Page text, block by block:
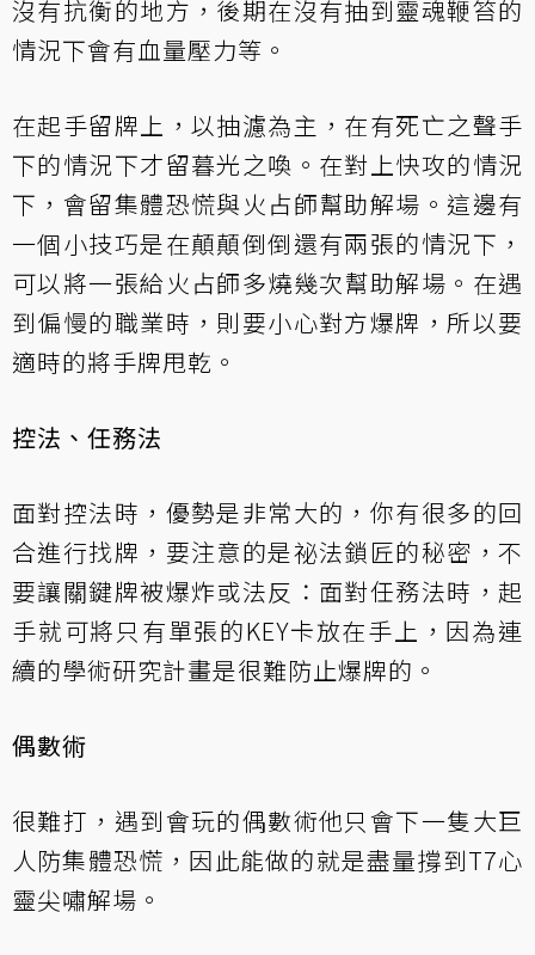
沒有抗衡的地方，後期在沒有抽到靈魂鞭笞的
情況下會有血量壓力等。
在起手留牌上，以抽濾為主，在有死亡之聲手
下的情況下才留暮光之喚。在對上快攻的情況
下，會留集體恐慌與火占師幫助解場。這邊有
一個小技巧是在顛顛倒倒還有兩張的情況下，
可以將一張給火占師多燒幾次幫助解場。在遇
到偏慢的職業時，則要小心對方爆牌，所以要
適時的將手牌甩乾。
控法、任務法
面對控法時，優勢是非常大的，你有很多的回
合進行找牌，要注意的是祕法鎖匠的秘密，不
要讓關鍵牌被爆炸或法反：面對任務法時，起
手就可將只有單張的KEY卡放在手上，因為連
續的學術研究計畫是很難防止爆牌的。
偶數術
很難打，遇到會玩的偶數術他只會下一隻大巨
人防集體恐慌，因此能做的就是盡量撐到T7心
靈尖嘯解場。